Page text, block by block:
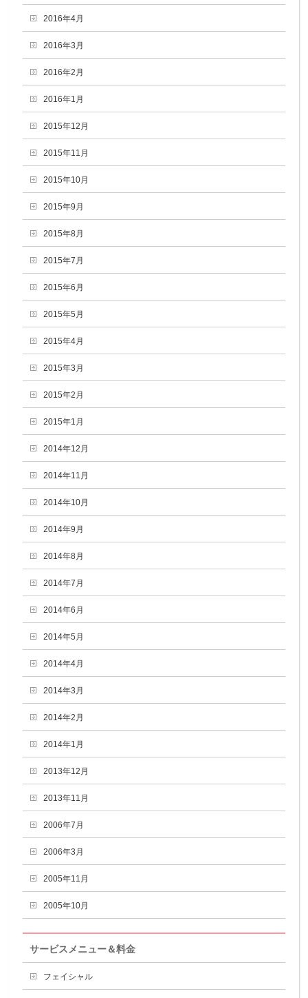
2016年4月
2016年3月
2016年2月
2016年1月
2015年12月
2015年11月
2015年10月
2015年9月
2015年8月
2015年7月
2015年6月
2015年5月
2015年4月
2015年3月
2015年2月
2015年1月
2014年12月
2014年11月
2014年10月
2014年9月
2014年8月
2014年7月
2014年6月
2014年5月
2014年4月
2014年3月
2014年2月
2014年1月
2013年12月
2013年11月
2006年7月
2006年3月
2005年11月
2005年10月
サービスメニュー＆料金
フェイシャル